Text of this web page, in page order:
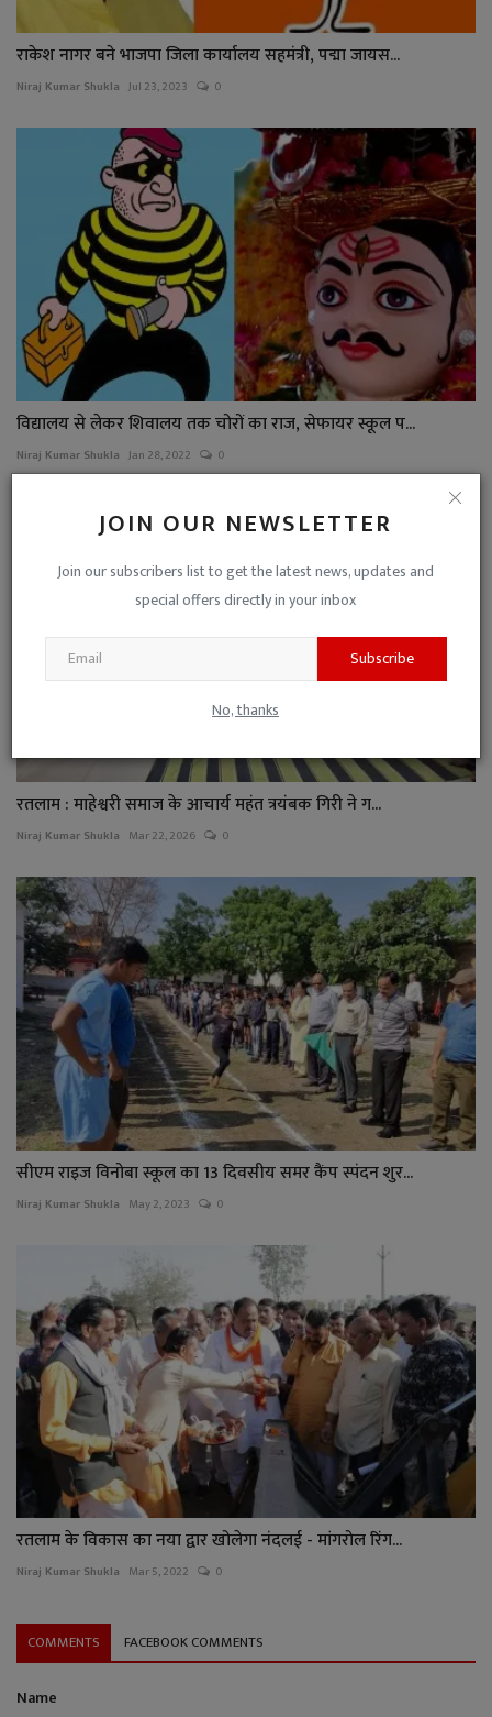
JOIN OUR NEWSLETTER
Join our subscribers list to get the latest news, updates and
special offers directly in your inbox
Subscribe
No, thanks
राकेश नागर बने भाजपा जिला कार्यालय सहमंत्री, पद्मा जायस...
Niraj Kumar Shukla Jul 23, 2023 0
विद्यालय से लेकर शिवालय तक चोरों का राज, सेफायर स्कूल प...
Niraj Kumar Shukla Jan 28, 2022 0
रतलाम : माहेश्वरी समाज के आचार्य महंत त्रयंबक गिरी ने ग...
Niraj Kumar Shukla Mar 22, 2026 0
सीएम राइज विनोबा स्कूल का 13 दिवसीय समर कैंप स्पंदन शुर...
Niraj Kumar Shukla May 2, 2023 0
रतलाम के विकास का नया द्वार खोलेगा नंदलई - मांगरोल रिंग...
Niraj Kumar Shukla Mar 5, 2022 0
COMMENTS FACEBOOK COMMENTS
Name